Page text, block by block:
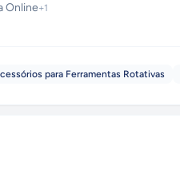
Online+1
para Ferramentas Rotativas